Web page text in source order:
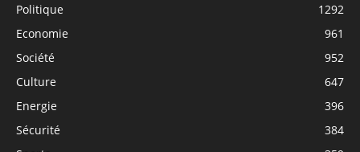
Politique
1292
Economie
961
Société
952
Culture
647
Energie
396
Sécurité
384